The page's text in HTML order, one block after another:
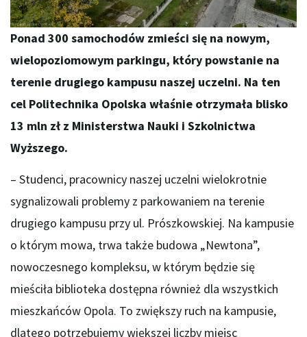
Ponad 300 samochodów zmieści się na nowym,
wielopoziomowym parkingu, który powstanie na
terenie drugiego kampusu naszej uczelni. Na ten
cel Politechnika Opolska właśnie otrzymała blisko
13 mln zł z Ministerstwa Nauki i Szkolnictwa
Wyższego.
– Studenci, pracownicy naszej uczelni wielokrotnie
sygnalizowali problemy z parkowaniem na terenie
drugiego kampusu przy ul. Prószkowskiej. Na kampusie
o którym mowa, trwa także budowa „Newtona”,
nowoczesnego kompleksu, w którym będzie się
mieściła biblioteka dostępna również dla wszystkich
mieszkańców Opola. To zwiększy ruch na kampusie,
dlatego potrzebujemy większej liczby miejsc